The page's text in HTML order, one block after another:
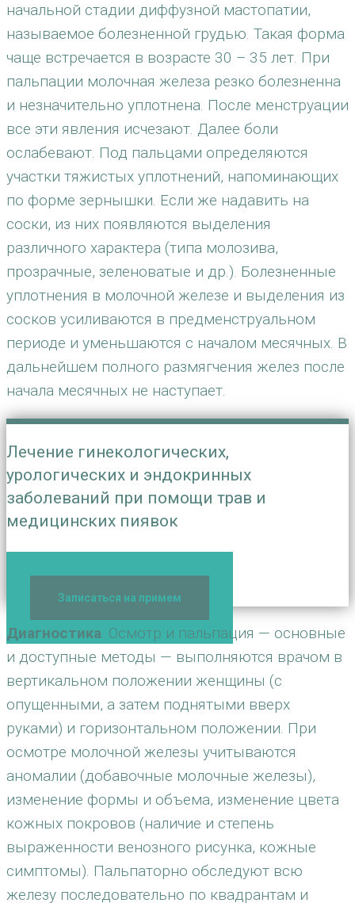
начальной стадии диффузной мастопатии,
называемое болезненной грудью. Такая форма
чаще встречается в возрасте 30 – 35 лет. При
пальпации молочная железа резко болезненна
и незначительно уплотнена. После менструации
все эти явления исчезают. Далее боли
ослабевают. Под пальцами определяются
участки тяжистых уплотнений, напоминающих
по форме зернышки. Если же надавить на
соски, из них появляются выделения
различного характера (типа молозива,
прозрачные, зеленоватые и др.). Болезненные
уплотнения в молочной железе и выделения из
сосков усиливаются в предменструальном
периоде и уменьшаются с началом месячных. В
дальнейшем полного размягчения желез после
начала месячных не наступает.
Лечение гинекологических,
урологических и эндокринных
заболеваний при помощи трав и
медицинских пиявок
Записаться на примем
Диагностика. Осмотр и пальпация — основные
и доступные методы — выполняются врачом в
вертикальном положении женщины (с
опущенными, а затем поднятыми вверх
руками) и горизонтальном положении. При
осмотре молочной железы учитываются
аномалии (добавочные молочные железы),
изменение формы и объема, изменение цвета
кожных покровов (наличие и степень
выраженности венозного рисунка, кожные
симптомы). Пальпаторно обследуют всю
железу последовательно по квадрантам и